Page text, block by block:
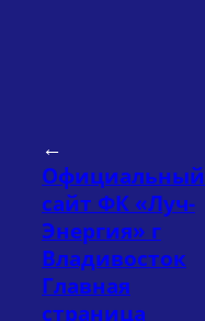
←
Официальный
сайт ФК «Луч-
Энергия» г
Владивосток
Главная
страница